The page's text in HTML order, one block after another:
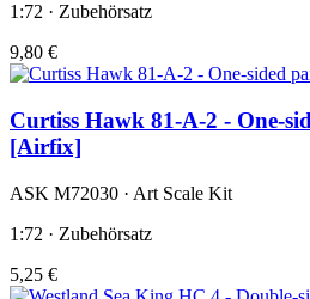
1:72 · Zubehörsatz
9,80 €
Curtiss Hawk 81-A-2 - One-
[Airfix]
ASK M72030 · Art Scale Kit
1:72 · Zubehörsatz
5,25 €